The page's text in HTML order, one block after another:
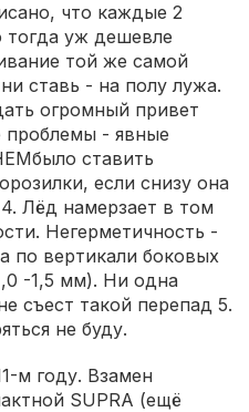
что каждые 2
тогда уж дешевле
той же самой
ставь - на полу лужа.
огромный привет
проблемы - явные
ставить
если снизу она
Лёд намерзает в том
Негерметичность -
по вертикали боковых
-1,5 мм). Ни одна
съест такой перепад 5.
не буду.
м году. Взамен
SUPRA (ещё